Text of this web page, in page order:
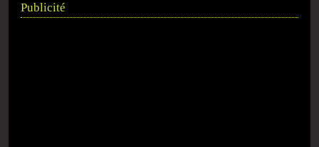
Publicité